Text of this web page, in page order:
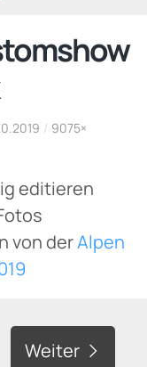
/ 9075×
editieren
von derAlpen
Weiter